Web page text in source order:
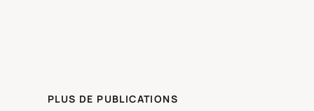
PLUS DE PUBLICATIONS